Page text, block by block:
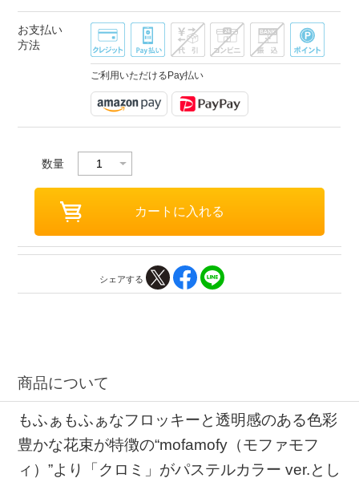
お支払い
方法
ご利用いただけるPay払い
数量
シェアする
商品について
もふぁもふぁなフロッキーと透明感のある色彩
豊かな花束が特徴の“mofamofy（モファモフ
ィ）”より「クロミ」がパステルカラー ver.とし